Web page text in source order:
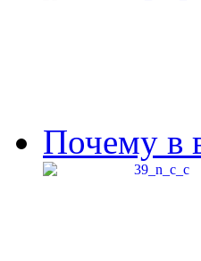
Почему в